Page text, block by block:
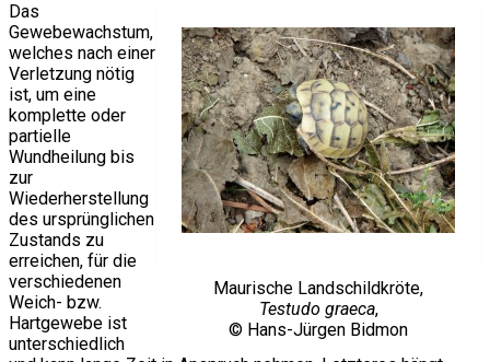
Maurische Landschildkröte,
Testudo graeca,
© Hans-Jürgen Bidmon
Das
Gewebewachstum,
welches nach einer
Verletzung nötig
ist, um eine
komplette oder
partielle
Wundheilung bis
zur
Wiederherstellung
des ursprünglichen
Zustands zu
erreichen, für die
verschiedenen
Weich- bzw.
Hartgewebe ist
unterschiedlich